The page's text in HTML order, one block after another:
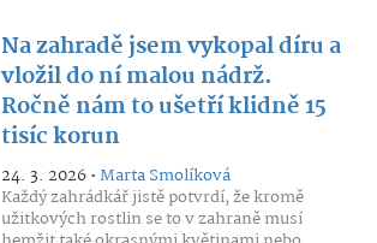
Na zahradě jsem vykopal díru a
vložil do ní malou nádrž.
Ročně nám to ušetří klidně 15
tisíc korun
24. 3. 2026 •Marta Smolíková
Každý zahrádkář jistě potvrdí, že kromě
užitkových rostlin se to v zahraně musí